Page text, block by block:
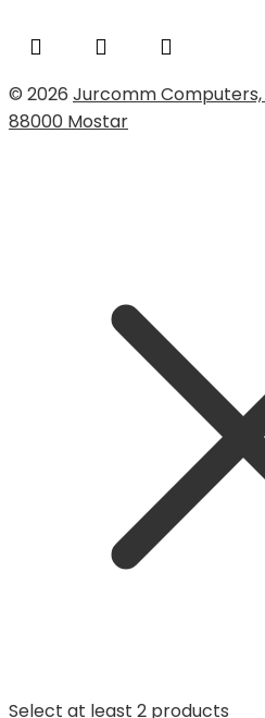
© 2026 Jurcomm Computers,
88000 Mostar
Select at least 2 products